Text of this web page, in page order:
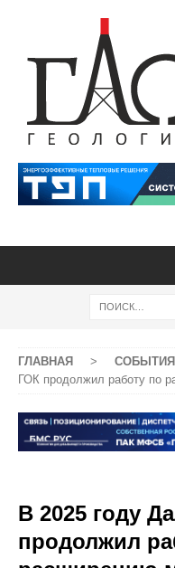
ГЛАВНАЯ > СОБЫТИЯ
ГОК продолжил работу по
В 2025 году
продолжил